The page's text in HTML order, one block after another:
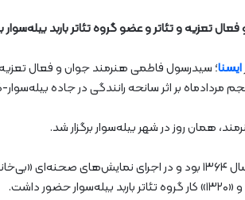
تعزیه و تئاتر و عضو گروه تئاتر باربد بیله‌سوار
ایسنا؛ سیدرسول فاطمی هنرمند جوان و فعال تعزیه
مردادماه بر اثر سانحه‌ رانندگی در جاده
همان روز در شهر بیله‌سوار برگزار شد.
زنده‌یاد سیدرسول فاطمی متولد سال ۱۳۶۴ بود و در اجرای
داشت.